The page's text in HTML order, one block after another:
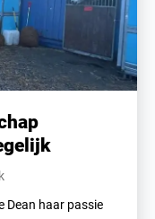
Dean haar passie